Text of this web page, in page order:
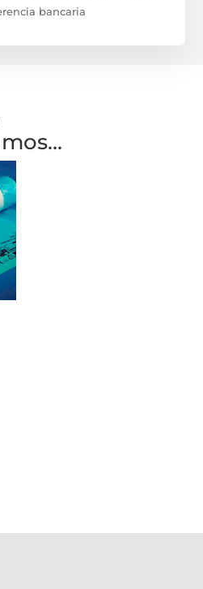
bancaria